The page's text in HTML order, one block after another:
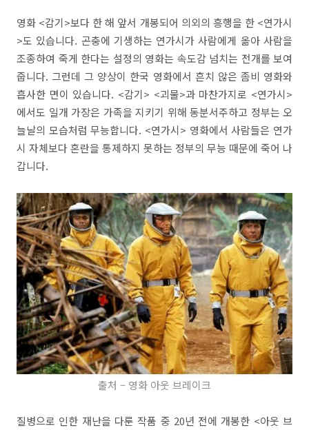
영화 <감기>보다 한 해 앞서 개봉되어 의외의 흥행을 한 <연가시
>도 있습니다. 곤충에 기생하는 연가시가 사람에게 옮아 사람을
조종하여 죽게 한다는 설정의 영화는 속도감 넘치는 전개를 보여
줍니다. 그런데 그 양상이 한국 영화에서 흔치 않은 좀비 영화와
흡사한 면이 있습니다. <감기> <괴물>과 마찬가지로 <연가시>
에서도 일개 가장은 가족을 지키기 위해 동분서주하고 정부는 오
늘날의 모습처럼 무능합니다. <연가시> 영화에서 사람들은 연가
시 자체보다 혼란을 통제하지 못하는 정부의 무능 때문에 죽어 나
갑니다.
출처 – 영화 아웃 브레이크
질병으로 인한 재난을 다룬 작품 중 20년 전에 개봉한 <아웃 브